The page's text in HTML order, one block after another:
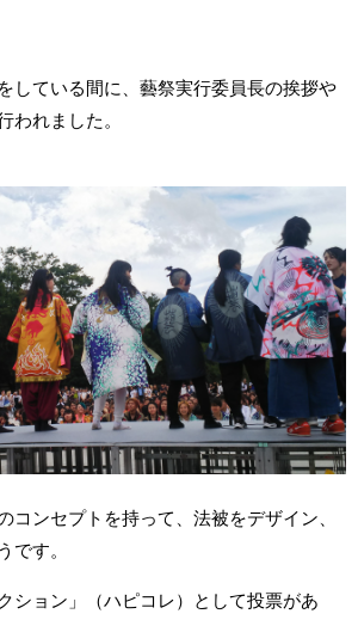
している間に、藝祭実行委員長の挨拶や
われました。
ンセプトを持って、法被をデザイン、
です。
ション」（ハピコレ）として投票があ